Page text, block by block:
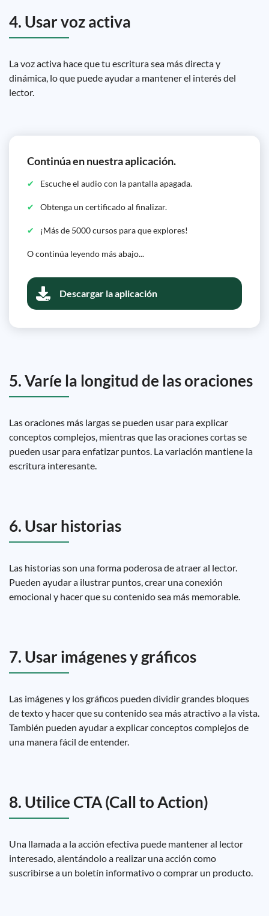
4. Usar voz activa
La voz activa hace que tu escritura sea más directa y
dinámica, lo que puede ayudar a mantener el interés del
lector.
Continúa en nuestra aplicación.
Escuche el audio con la pantalla apagada.
Obtenga un certificado al finalizar.
¡Más de 5000 cursos para que explores!
O continúa leyendo más abajo...
Descargar la aplicación
5. Varíe la longitud de las oraciones
Las oraciones más largas se pueden usar para explicar
conceptos complejos, mientras que las oraciones cortas se
pueden usar para enfatizar puntos. La variación mantiene la
escritura interesante.
6. Usar historias
Las historias son una forma poderosa de atraer al lector.
Pueden ayudar a ilustrar puntos, crear una conexión
emocional y hacer que su contenido sea más memorable.
7. Usar imágenes y gráficos
Las imágenes y los gráficos pueden dividir grandes bloques
de texto y hacer que su contenido sea más atractivo a la vista.
También pueden ayudar a explicar conceptos complejos de
una manera fácil de entender.
8. Utilice CTA (Call to Action)
Una llamada a la acción efectiva puede mantener al lector
interesado, alentándolo a realizar una acción como
suscribirse a un boletín informativo o comprar un producto.